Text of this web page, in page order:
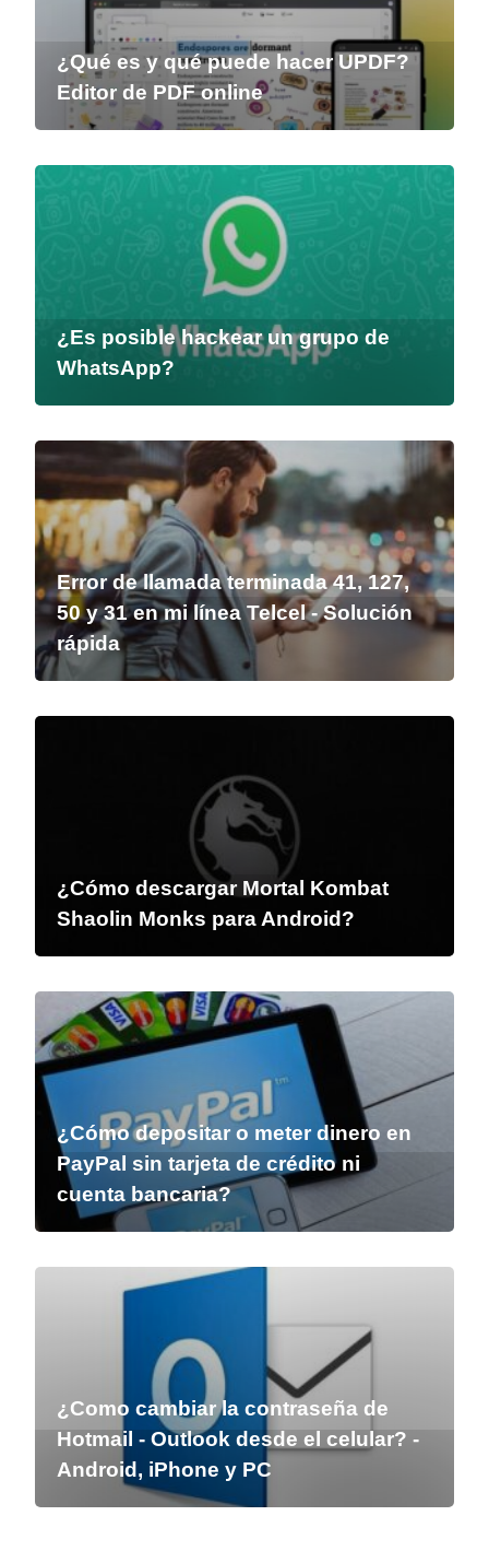
¿Qué es y qué puede hacer UPDF?
Editor de PDF online
¿Es posible hackear un grupo de
WhatsApp?
Error de llamada terminada 41, 127,
50 y 31 en mi línea Telcel - Solución
rápida
¿Cómo descargar Mortal Kombat
Shaolin Monks para Android?
¿Cómo depositar o meter dinero en
PayPal sin tarjeta de crédito ni
cuenta bancaria?
¿Como cambiar la contraseña de
Hotmail - Outlook desde el celular? -
Android, iPhone y PC